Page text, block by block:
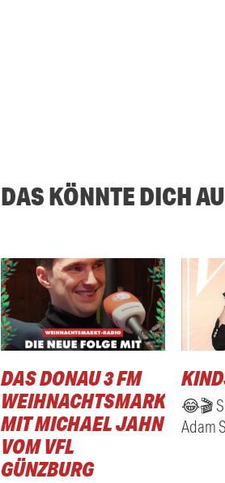
DAS KÖNNTE DICH
DAS DONAU 3 FM
MIT MICHAEL JAHN
VOM VFL
GÜNZBURG
😂🎬
Adam